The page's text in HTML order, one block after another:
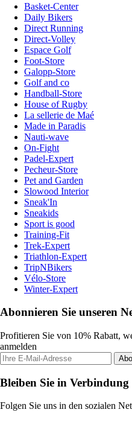
Basket-Center
Daily Bikers
Direct Running
Direct-Volley
Espace Golf
Foot-Store
Galopp-Store
Golf and co
Handball-Store
House of Rugby
La sellerie de Maé
Made in Paradis
Nauti-wave
On-Fight
Padel-Expert
Pecheur-Store
Pet and Garden
Slowood Interior
Sneak'In
Sneakids
Sport is good
Training-Fit
Trek-Expert
Triathlon-Expert
TripNBikers
Vélo-Store
Winter-Expert
Abonnieren Sie unseren
Profitieren Sie von 10% Rabatt,
anmelden
Bleiben Sie in Verbindung
Folgen Sie uns in den sozialen